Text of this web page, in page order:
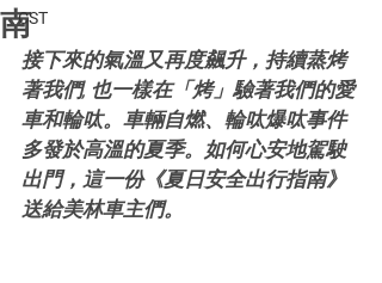
CST
南
接下來的氣溫又再度飆升，持續蒸烤
著我們, 也一樣在「烤」驗著我們的愛
車和輪呔。車輛自燃、輪呔爆呔事件
多發於高溫的夏季。如何心安地駕駛
出門，這一份《夏日安全出行指南》
送給美林車主們。